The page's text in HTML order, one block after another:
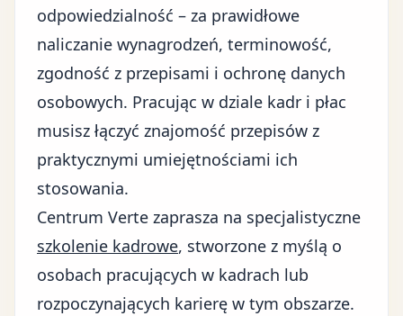
odpowiedzialność – za prawidłowe
naliczanie wynagrodzeń, terminowość,
zgodność z przepisami i ochronę danych
osobowych. Pracując w dziale kadr i płac
musisz łączyć znajomość przepisów z
praktycznymi umiejętnościami ich
stosowania.
Centrum Verte zaprasza na specjalistyczne
szkolenie kadrowe, stworzone z myślą o
osobach pracujących w kadrach lub
rozpoczynających karierę w tym obszarze.